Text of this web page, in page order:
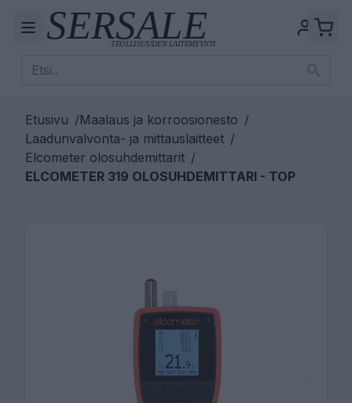
Etusivu /Maalaus ja korroosionesto /
Laadunvalvonta- ja mittauslaitteet /
Elcometer olosuhdemittarit /
ELCOMETER 319 OLOSUHDEMITTARI - TOP